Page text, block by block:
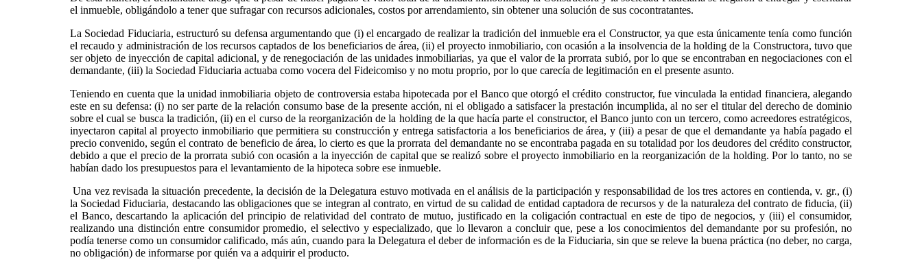
el inmueble, obligándolo a tener que sufragar con recursos adicionales, costos por arrendamiento, sin obtener una solución de sus cocontratantes.
La Sociedad Fiduciaria, estructuró su defensa argumentando que (i) el encargado de realizar la tradición del inmueble era el Constructor, ya que esta únicamente tenía como función
el recaudo y administración de los recursos captados de los beneficiarios de área, (ii) el proyecto inmobiliario, con ocasión a la insolvencia de la holding de la Constructora, tuvo que
ser objeto de inyección de capital adicional, y de renegociación de las unidades inmobiliarias, ya que el valor de la prorrata subió, por lo que se encontraban en negociaciones con el
demandante, (iii) la Sociedad Fiduciaria actuaba como vocera del Fideicomiso y no motu proprio, por lo que carecía de legitimación en el presente asunto.
Teniendo en cuenta que la unidad inmobiliaria objeto de controversia estaba hipotecada por el Banco que otorgó el crédito constructor, fue vinculada la entidad financiera, alegando
este en su defensa: (i) no ser parte de la relación consumo base de la presente acción, ni el obligado a satisfacer la prestación incumplida, al no ser el titular del derecho de dominio
sobre el cual se busca la tradición, (ii) en el curso de la reorganización de la holding de la que hacía parte el constructor, el Banco junto con un tercero, como acreedores estratégicos,
inyectaron capital al proyecto inmobiliario que permitiera su construcción y entrega satisfactoria a los beneficiarios de área, y (iii) a pesar de que el demandante ya había pagado el
precio convenido, según el contrato de beneficio de área, lo cierto es que la prorrata del demandante no se encontraba pagada en su totalidad por los deudores del crédito constructor,
debido a que el precio de la prorrata subió con ocasión a la inyección de capital que se realizó sobre el proyecto inmobiliario en la reorganización de la holding. Por lo tanto, no se
habían dado los presupuestos para el levantamiento de la hipoteca sobre ese inmueble.
Una vez revisada la situación precedente, la decisión de la Delegatura estuvo motivada en el análisis de la participación y responsabilidad de los tres actores en contienda, v. gr., (i)
la Sociedad Fiduciaria, destacando las obligaciones que se integran al contrato, en virtud de su calidad de entidad captadora de recursos y de la naturaleza del contrato de fiducia, (ii)
el Banco, descartando la aplicación del principio de relatividad del contrato de mutuo, justificado en la coligación contractual en este de tipo de negocios, y (iii) el consumidor,
realizando una distinción entre consumidor promedio, el selectivo y especializado, que lo llevaron a concluir que, pese a los conocimientos del demandante por su profesión, no
podía tenerse como un consumidor calificado, más aún, cuando para la Delegatura el deber de información es de la Fiduciaria, sin que se releve la buena práctica (no deber, no carga,
no obligación) de informarse por quién va a adquirir el producto.